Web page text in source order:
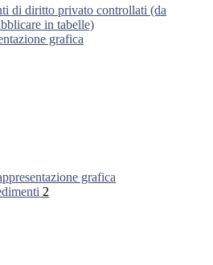
di diritto privato controllati (da
in tabelle)
grafica
grafica
2